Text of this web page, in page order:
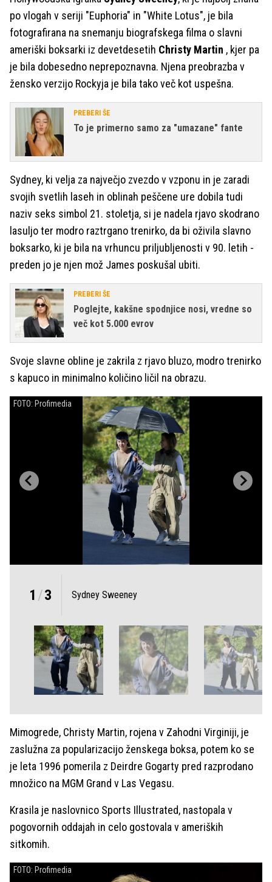
po vlogah v seriji "Euphoria" in "White Lotus", je bila
fotografirana na snemanju biografskega filma o slavni
ameriški boksarki iz devetdesetih Christy Martin , kjer pa
je bila dobesedno neprepoznavna. Njena preobrazba v
žensko verzijo Rockyja je bila tako več kot uspešna.
PREBERI ŠE
To je primerno samo za "umazane" fante
Sydney, ki velja za največjo zvezdo v vzponu in je zaradi
svojih svetlih laseh in oblinah peščene ure dobila tudi
naziv seks simbol 21. stoletja, si je nadela rjavo skodrano
lasuljo ter modro raztrgano trenirko, da bi oživila slavno
boksarko, ki je bila na vrhuncu priljubljenosti v 90. letih -
preden jo je njen mož James poskušal ubiti.
PREBERI ŠE
Poglejte, kakšne spodnjice nosi, vredne so
več kot 5.000 evrov
Svoje slavne obline je zakrila z rjavo bluzo, modro trenirko
s kapuco in minimalno količino ličil na obrazu.
FOTO: Profimedia
1 /3 Sydney Sweeney
Mimogrede, Christy Martin, rojena v Zahodni Virginiji, je
zaslužna za popularizacijo ženskega boksa, potem ko se
je leta 1996 pomerila z Deirdre Gogarty pred razprodano
množico na MGM Grand v Las Vegasu.
Krasila je naslovnico Sports Illustrated, nastopala v
pogovornih oddajah in celo gostovala v ameriških
sitkomih.
FOTO: Profimedia